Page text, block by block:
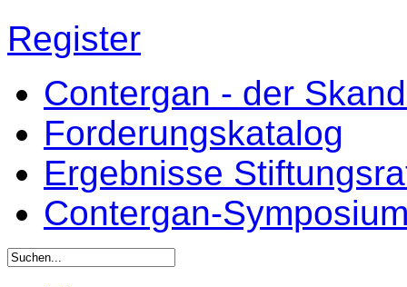
Register
Contergan - der
Forderungskatalog
Ergebnisse
Contergan-